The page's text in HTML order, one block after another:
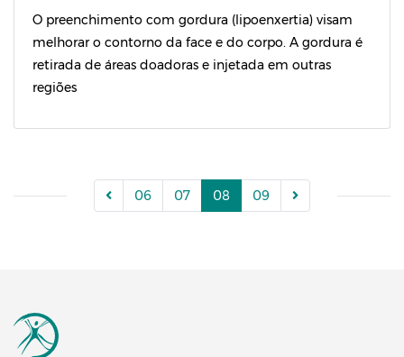
O preenchimento com gordura (lipoenxertia) visam
melhorar o contorno da face e do corpo. A gordura é
retirada de áreas doadoras e injetada em outras
regiões
06 07 08 09